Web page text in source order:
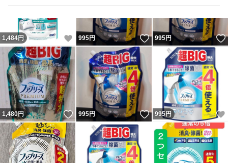
1,484円 いいね！
995円 いいね！
995円
1,480円 いいね！
995円 いいね！
995円